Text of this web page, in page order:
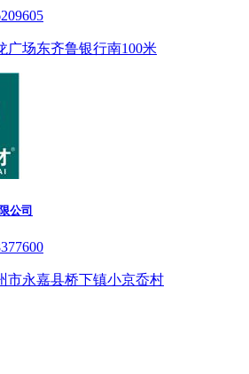
广场东齐鲁银行南100米
公司
市永嘉县桥下镇小京岙村